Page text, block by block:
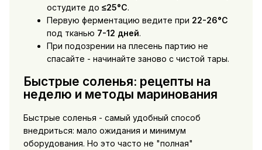
остудите до ≤25°C.
Первую ферментацию ведите при 22-26°C
под тканью 7-12 дней.
При подозрении на плесень партию не
спасайте - начинайте заново с чистой тары.
Быстрые соленья: рецепты на
неделю и методы маринования
Быстрые соленья - самый удобный способ
внедриться: мало ожидания и минимум
оборудования. Но это часто не "полная"